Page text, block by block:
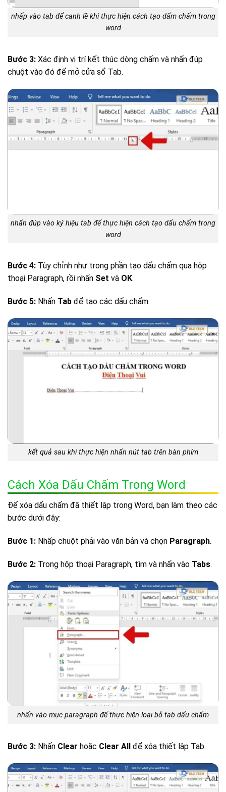
nhấp vào tab để canh lề khi thực hiện cách tạo dấm chấm trong
word
Bước 3: Xác định vị trí kết thúc dòng chấm và nhấn đúp
chuột vào đó để mở cửa sổ Tab.
nhấn đúp vào ký hiệu tab để thực hiện cách tạo dấu chấm trong
word
Bước 4: Tùy chỉnh như trong phần tạo dấu chấm qua hộp
thoại Paragraph, rồi nhấn Set và OK.
Bước 5: Nhấn Tab để tạo các dấu chấm.
kết quả sau khi thực hiện nhấn nút tab trên bàn phím
Cách Xóa Dấu Chấm Trong Word
Để xóa dấu chấm đã thiết lập trong Word, bạn làm theo các
bước dưới đây:
Bước 1: Nhấp chuột phải vào văn bản và chọn Paragraph.
Bước 2: Trong hộp thoại Paragraph, tìm và nhấn vào Tabs.
nhấn vào mục paragraph để thực hiện loại bỏ tab dấu chấm
Bước 3: Nhấn Clear hoặc Clear All để xóa thiết lập Tab.